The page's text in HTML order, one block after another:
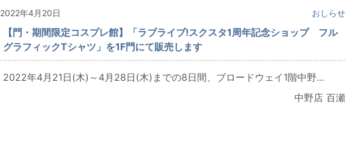
2022年4月20日 おしらせ
【門・期間限定コスプレ館】「ラブライブ!スクスタ1周年記念ショップ フル
グラフィックTシャツ」を1F門にて販売します
2022年4月21日(木)～4月28日(木)までの8日間、ブロードウェイ1階中野...
中野店 百瀬